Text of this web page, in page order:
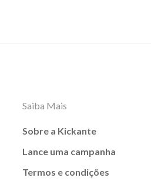
Saiba Mais
Sobre a Kickante
Lance uma campanha
Termos e condições